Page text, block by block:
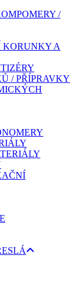
/
KORUNKY A
/ PŘÍPRAVKY